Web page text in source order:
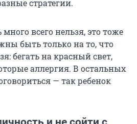
стратегии.
всего нельзя, это тоже
быть только на то, что
бегать на красный свет,
аллергия. В остальных
— так ребенок